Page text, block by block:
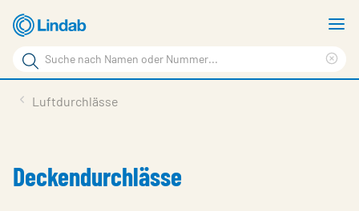
Zum
Hauptinhalt
springen
Suchbegriff
Seite
durchsuchen
Inspiration
Luftdurchlässe
Deckendurchlässe